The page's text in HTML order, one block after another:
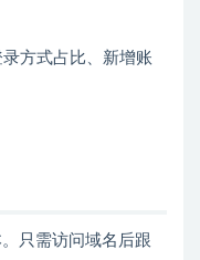
方式占比、新增账
只需访问域名后跟